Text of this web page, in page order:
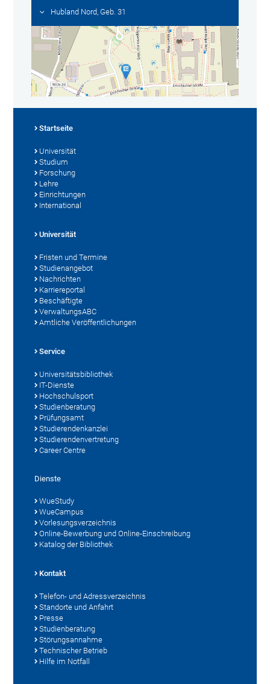
Hubland Nord, Geb. 31
Startseite
Universität
Studium
Forschung
Lehre
Einrichtungen
International
Universität
Fristen und Termine
Studienangebot
Nachrichten
Karriereportal
Beschäftigte
VerwaltungsABC
Amtliche Veröffentlichungen
Service
Universitätsbibliothek
IT-Dienste
Hochschulsport
Studienberatung
Prüfungsamt
Studierendenkanzlei
Studierendenvertretung
Career Centre
Dienste
WueStudy
WueCampus
Vorlesungsverzeichnis
Online-Bewerbung und Online-Einschreibung
Katalog der Bibliothek
Kontakt
Telefon- und Adressverzeichnis
Standorte und Anfahrt
Presse
Studienberatung
Störungsannahme
Technischer Betrieb
Hilfe im Notfall